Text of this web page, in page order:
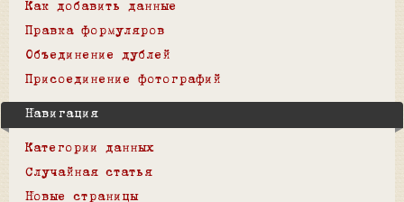
Как добавить данные
Правка формуляров
Объединение дублей
Присоединение фотографий
Навигация
Категории данных
Случайная статья
Новые страницы